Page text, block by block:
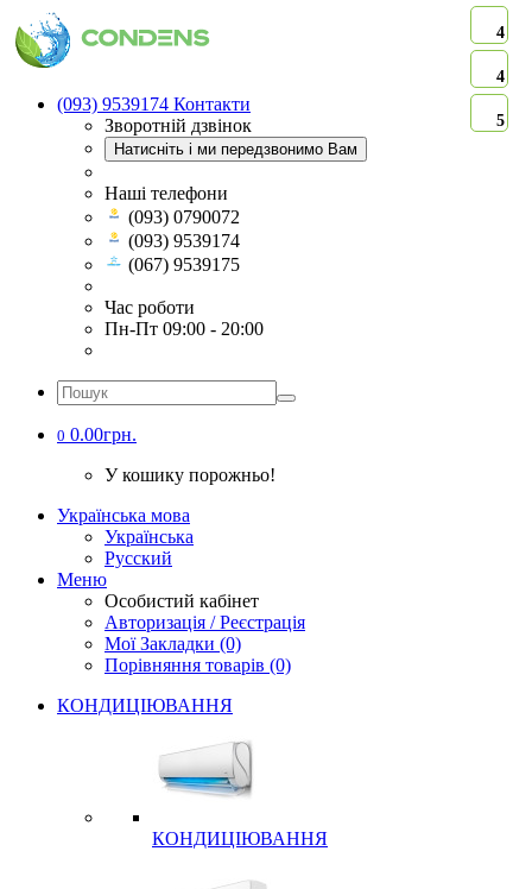
(093) 9539174 Контакти
Зворотній дзвінок
Натисніть і ми передзвонимо Вам
Наші телефони
(093) 0790072
(093) 9539174
(067) 9539175
Час роботи
Пн-Пт 09:00 - 20:00
0 0.00грн.
У кошику порожньо!
Українська мова
Українська
Русский
Меню
Особистий кабінет
Авторизація / Реєстрація
Мої Закладки (0)
Порівняння товарів (0)
КОНДИЦІЮВАННЯ
КОНДИЦІЮВАННЯ
4
4
5